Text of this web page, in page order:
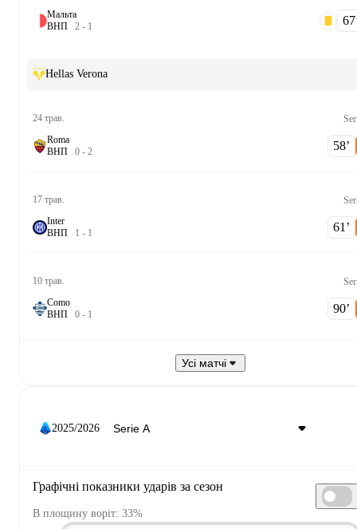
Мальта
ВНП 2 - 1
Hellas Verona
24 трав.
Roma
ВНП 0 - 2 58‎’‎
17 трав.
Inter
ВНП 1 - 1 61‎’‎
10 трав.
Como
ВНП 0 - 1 90‎’‎
Усі матчі
2025/2026
Графічні показники ударів за сезон
В площину воріт: 33%